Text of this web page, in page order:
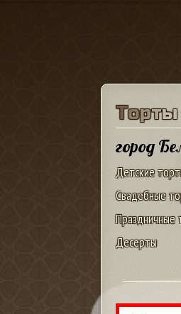
Торты
город
Детские
Свадебные
Праздничные
Десерты